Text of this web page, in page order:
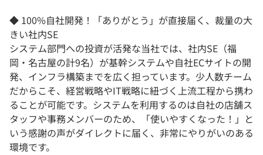
◆ 100%自社開発！「ありがとう」が直接届く、裁量の大
きい社内SE
システム部門への投資が活発な当社では、社内SE（福
岡・名古屋の計9名）が基幹システムや自社ECサイトの開
発、インフラ構築までを広く担っています。少人数チーム
だからこそ、経営戦略やIT戦略に紐づく上流工程から携わ
ることが可能です。システムを利用するのは自社の店舗ス
タッフや事務メンバーのため、「使いやすくなった！」と
いう感謝の声がダイレクトに届く、非常にやりがいのある
環境です。